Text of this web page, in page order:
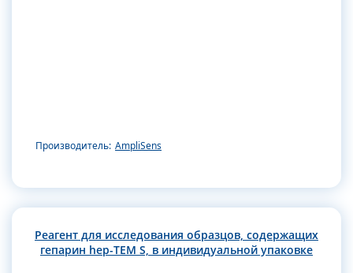
Производитель: AmpliSens
Реагент для исследования образцов, содержащих
гепарин hep-TEM S, в индивидуальной упаковке